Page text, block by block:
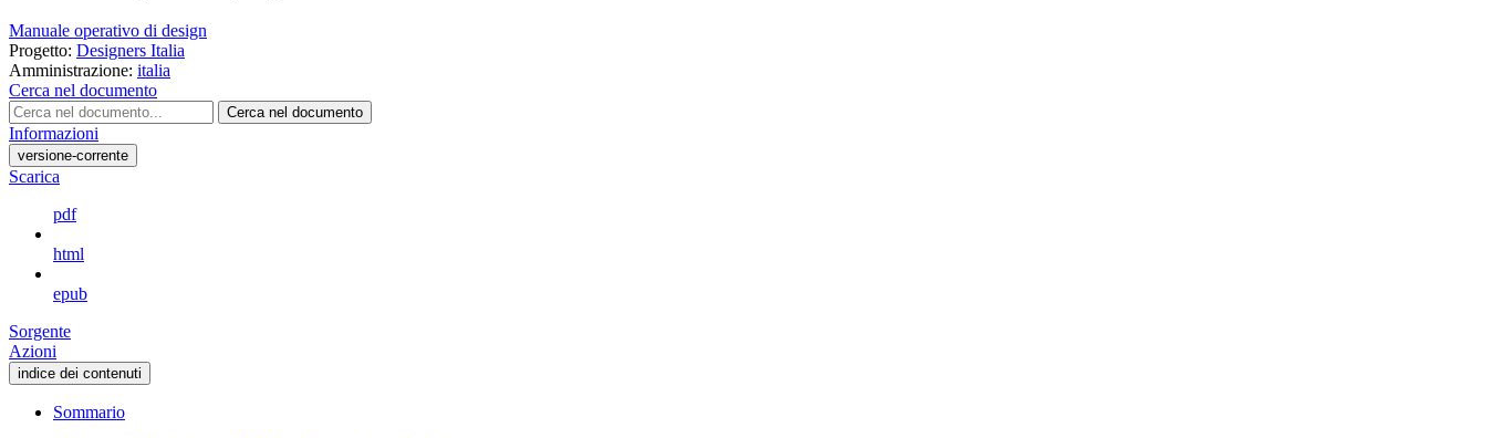
Manuale operativo di design
Progetto: Designers Italia
Amministrazione: italia
Cerca nel documento
Cerca nel documento
Informazioni
versione-corrente
Scarica
pdf
html
epub
Sorgente
Azioni
indice dei contenuti
Sommario